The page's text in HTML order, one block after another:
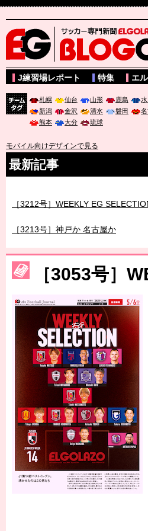
サッカー専門新聞ELGOLAZO web版
J練習場レポート 特集 エ
札幌 仙台 山形 鹿島
新潟
金沢 清水 磐田
熊本
大分 琉球
モバイル向けデザインで見る
最新記事
［3214号］WEST制覇
［3216号］行く末占うラストワン
［3217号］最高の景色へ出国
［3218号］WEEKLY EG SELECTION
［3219号］特別な覇者へ 大逆転か連
［3220号］伝説の王者、黄金のシ
［3053号］